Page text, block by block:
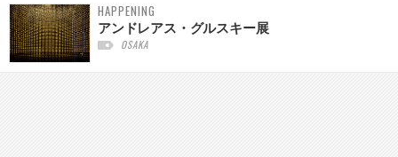
HAPPENING
アンドレアス・グルスキー展
OSAKA